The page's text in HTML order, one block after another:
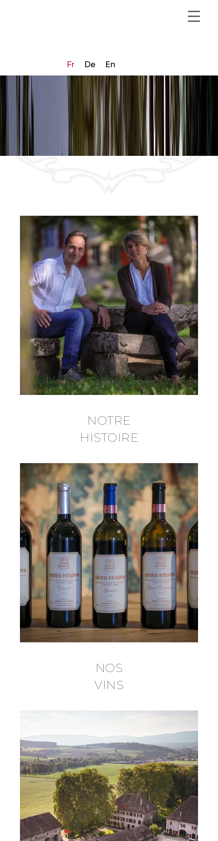
Fr De En
CHÂTEAU D’ECLÉPENS
NOTRE
HISTOIRE
NOS
VINS